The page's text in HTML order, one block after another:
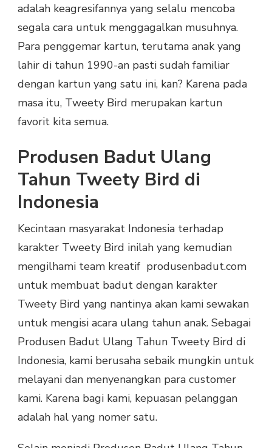
adalah keagresifannya yang selalu mencoba
segala cara untuk menggagalkan musuhnya.
Para penggemar kartun, terutama anak yang
lahir di tahun 1990-an pasti sudah familiar
dengan kartun yang satu ini, kan? Karena pada
masa itu, Tweety Bird merupakan kartun
favorit kita semua.
Produsen Badut Ulang
Tahun Tweety Bird di
Indonesia
Kecintaan masyarakat Indonesia terhadap
karakter Tweety Bird inilah yang kemudian
mengilhami team kreatif produsenbadut.com
untuk membuat badut dengan karakter
Tweety Bird yang nantinya akan kami sewakan
untuk mengisi acara ulang tahun anak. Sebagai
Produsen Badut Ulang Tahun Tweety Bird di
Indonesia, kami berusaha sebaik mungkin untuk
melayani dan menyenangkan para customer
kami. Karena bagi kami, kepuasan pelanggan
adalah hal yang nomer satu.